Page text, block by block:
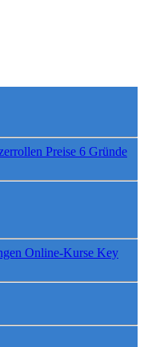
Preise 6 Gründe
Online-Kurse Key